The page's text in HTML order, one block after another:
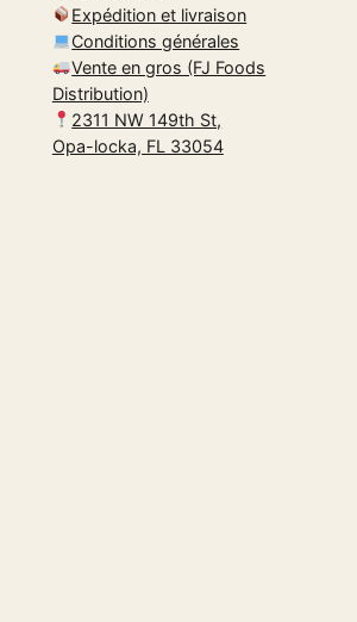
Expédition et livraison
Conditions générales
Vente en gros (FJ Foods
Distribution)
2311 NW 149th St,
Opa-locka, FL 33054